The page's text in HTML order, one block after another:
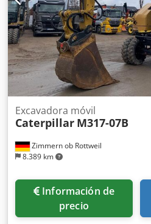
Zimmern ob Rottweil
8.389 km
Excavadora móvil
Caterpillar M317-07B
Información de
precio